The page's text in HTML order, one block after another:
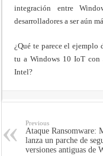
integración entre
desarrolladores a ser aún
¿Qué te parece el ejemplo
tu a Windows 10 IoT con
Intel?
Previous
Ataque Ransomware:
lanza un parche de
versiones antiguas de